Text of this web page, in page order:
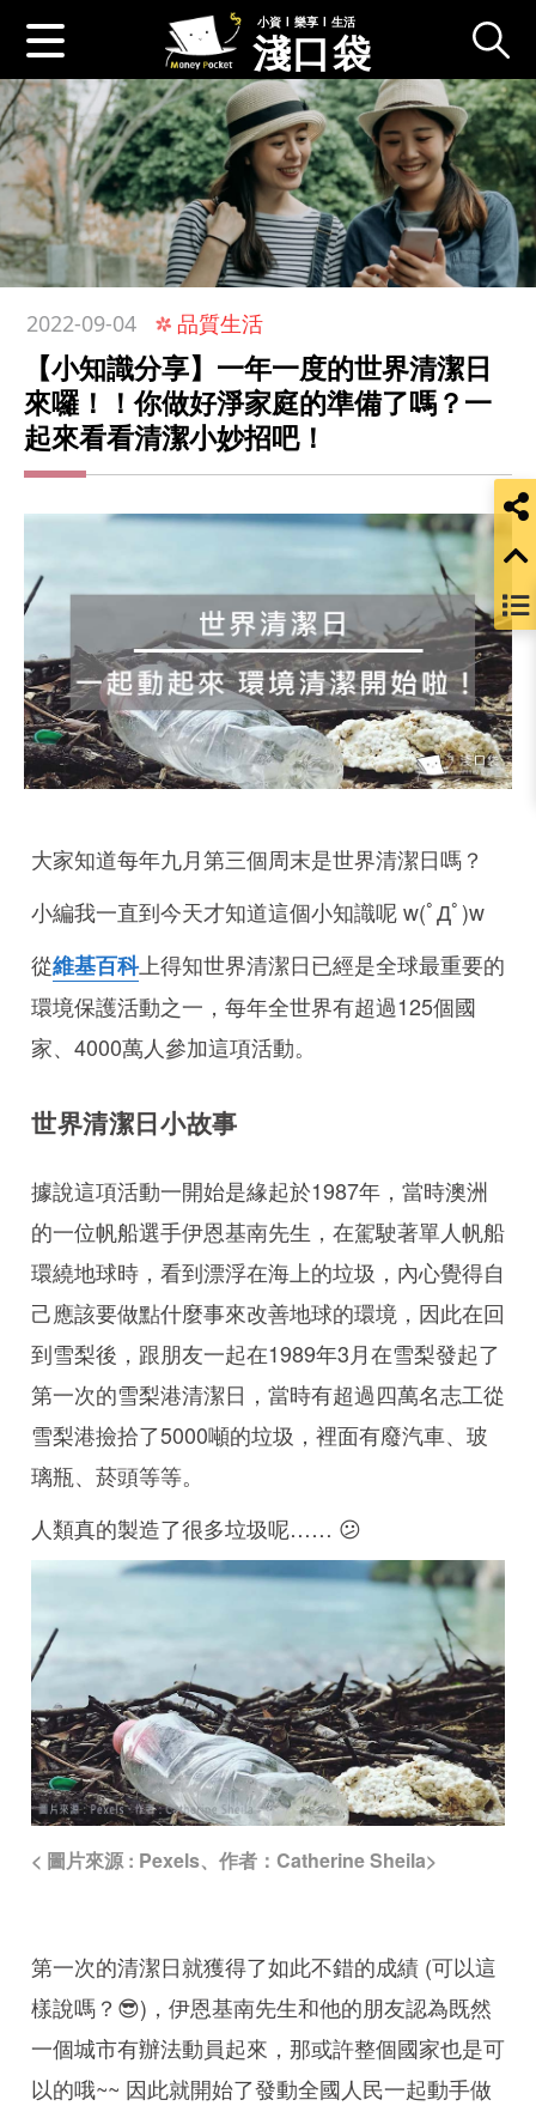
小資 l 樂享 l 生活
淺口袋
2022-09-04 品質生活
【小知識分享】一年一度的世界清潔日
來囉！！你做好淨家庭的準備了嗎？一
起來看看清潔小妙招吧！
大家知道每年九月第三個周末是世界清潔日嗎？
小編我一直到今天才知道這個小知識呢 w(ﾟДﾟ)w
從維基百科上得知世界清潔日已經是全球最重要的
環境保護活動之一，每年全世界有超過125個國
家、4000萬人參加這項活動。
世界清潔日小故事
據說這項活動一開始是緣起於1987年，當時澳洲
的一位帆船選手伊恩基南先生，在駕駛著單人帆船
環繞地球時，看到漂浮在海上的垃圾，內心覺得自
己應該要做點什麼事來改善地球的環境，因此在回
到雪梨後，跟朋友一起在1989年3月在雪梨發起了
第一次的雪梨港清潔日，當時有超過四萬名志工從
雪梨港撿拾了5000噸的垃圾，裡面有廢汽車、玻
璃瓶、菸頭等等。
人類真的製造了很多垃圾呢…… 😕
< 圖片來源 : Pexels、作者：Catherine Sheila>
第一次的清潔日就獲得了如此不錯的成績 (可以這
樣說嗎？😎)，伊恩基南先生和他的朋友認為既然
一個城市有辦法動員起來，那或許整個國家也是可
以的哦~~ 因此就開始了發動全國人民一起動手做